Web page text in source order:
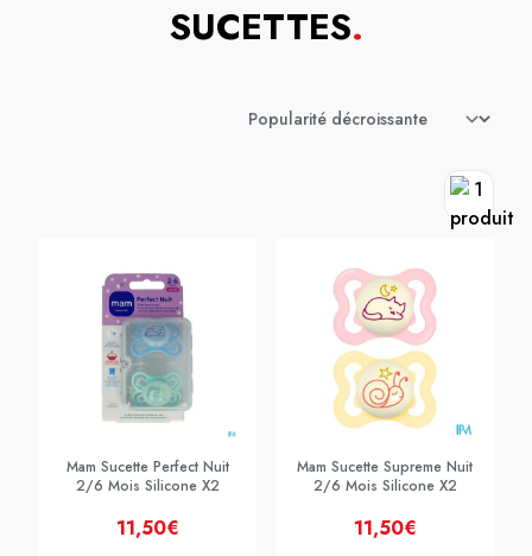
SUCETTES.
Mam Sucette Perfect Nuit
2/6 Mois Silicone X2
11,50€
Mam Sucette Supreme Nuit
2/6 Mois Silicone X2
11,50€